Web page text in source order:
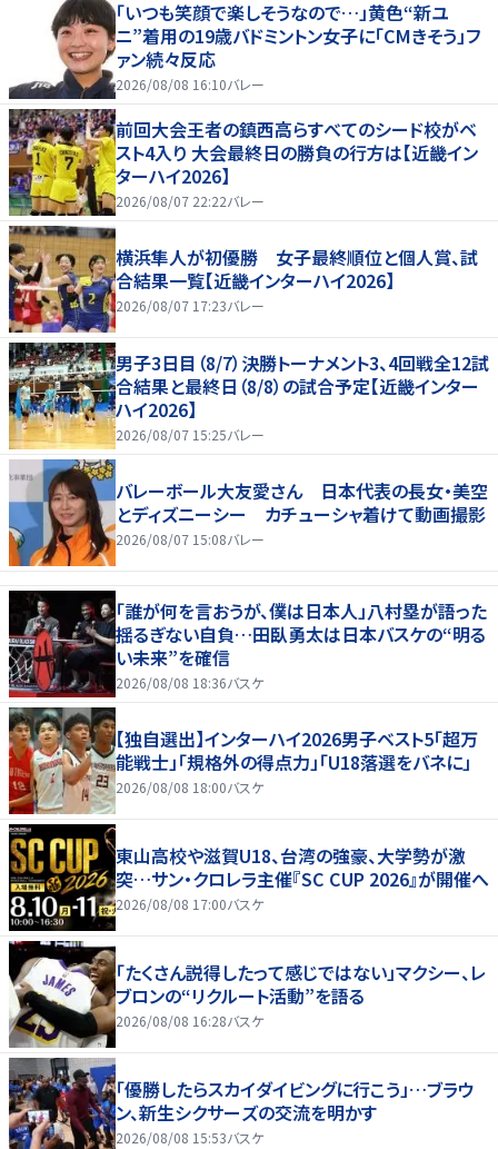
「いつも笑顔で楽しそうなので…」黄色“新ユ
ニ”着用の19歳バドミントン女子に「CMきそう」フ
ァン続々反応
2026/08/08 16:10バレー
前回大会王者の鎮西高らすべてのシード校がベ
スト4入り 大会最終日の勝負の行方は【近畿イン
ターハイ2026】
2026/08/07 22:22バレー
横浜隼人が初優勝 女子最終順位と個人賞、試
合結果一覧【近畿インターハイ2026】
2026/08/07 17:23バレー
男子3日目（8/7）決勝トーナメント3、4回戦全12試
合結果と最終日（8/8）の試合予定【近畿インター
ハイ2026】
2026/08/07 15:25バレー
バレーボール大友愛さん 日本代表の長女・美空
とディズニーシー カチューシャ着けて動画撮影
2026/08/07 15:08バレー
「誰が何を言おうが、僕は日本人」八村塁が語った
揺るぎない自負…田臥勇太は日本バスケの“明る
い未来”を確信
2026/08/08 18:36バスケ
【独自選出】インターハイ2026男子ベスト5「超万
能戦士」「規格外の得点力」「U18落選をバネに」
2026/08/08 18:00バスケ
東山高校や滋賀U18、台湾の強豪、大学勢が激
突…サン・クロレラ主催『SC CUP 2026』が開催へ
2026/08/08 17:00バスケ
「たくさん説得したって感じではない」マクシー、レ
ブロンの“リクルート活動”を語る
2026/08/08 16:28バスケ
「優勝したらスカイダイビングに行こう」…ブラウ
ン、新生シクサーズの交流を明かす
2026/08/08 15:53バスケ